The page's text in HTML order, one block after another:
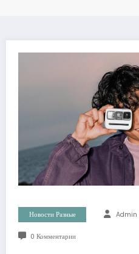
Новости Разные Admin
0 Комментарии